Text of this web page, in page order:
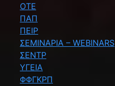
ΟΤΕ
ΠΑΠ
ΠΕΙΡ
ΣΕΜΙΝΑΡΙΑ – WEBINARS
ΣΕΝΤΡ
ΥΓΕΙΑ
ΦΦΓΚΡΠ